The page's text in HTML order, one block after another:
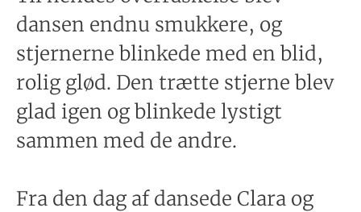
dansen endnu smukkere, og
stjernerne blinkede med en blid,
rolig glød. Den trætte stjerne blev
glad igen og blinkede lystigt
sammen med de andre.
Fra den dag af dansede Clara og